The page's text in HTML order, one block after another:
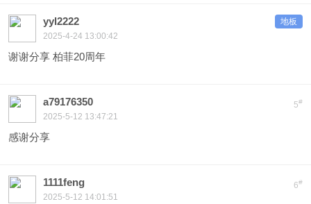
地板
yyl2222
2025-4-24 13:00:42
谢谢分享 柏菲20周年
5#
a79176350
2025-5-12 13:47:21
感谢分享
6#
1111feng
2025-5-12 14:01:51